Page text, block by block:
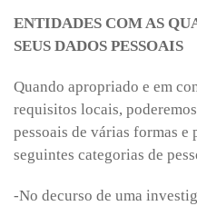
ENTIDADES COM AS
SEUS DADOS PESSOAIS
Quando apropriado e em
requisitos locais,
pessoais de várias formas e
seguintes categorias de
-No decurso de uma